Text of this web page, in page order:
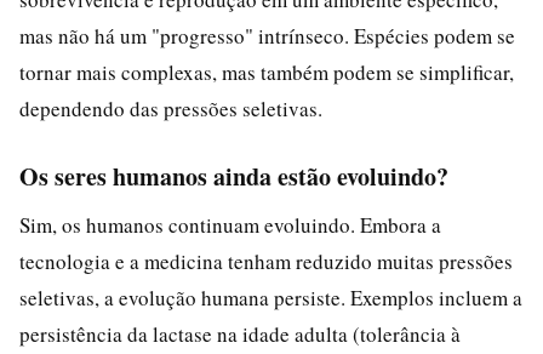
mas não há um "progresso" intrínseco. Espécies podem se
tornar mais complexas, mas também podem se simplificar,
dependendo das pressões seletivas.
Os seres humanos ainda estão evoluindo?
Sim, os humanos continuam evoluindo. Embora a
tecnologia e a medicina tenham reduzido muitas pressões
seletivas, a evolução humana persiste. Exemplos incluem a
persistência da lactase na idade adulta (tolerância à